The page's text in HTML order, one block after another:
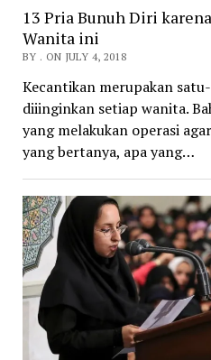
13 Pria Bunuh Diri
Wanita ini
BY . ON JULY 4, 2018
Kecantikan merupakan
diiinginkan setiap wanita.
yang melakukan operasi
yang bertanya, apa yang…